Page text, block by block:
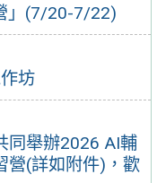
」(7/20-7/22)
坊
同舉辦2026 AI輔
營(詳如附件)，歡